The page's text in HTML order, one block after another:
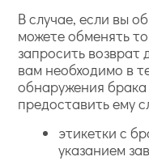
В случае, если вы
можете обменять
запросить возврат
вам необходимо в
обнаружения
предоставить ему
этикетки с
указанием